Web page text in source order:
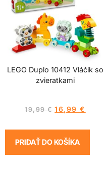
LEGO Duplo 10412 Vláčik so
zvieratkami
19,99€ 16,99€
PRIDAŤ DO KOŠÍKA